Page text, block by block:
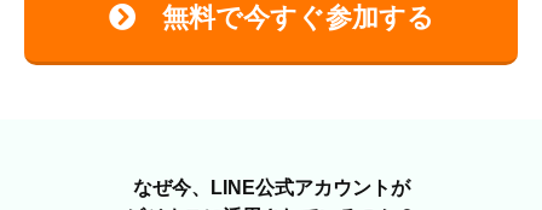
無料で今すぐ参加する
なぜ今、LINE公式アカウントが